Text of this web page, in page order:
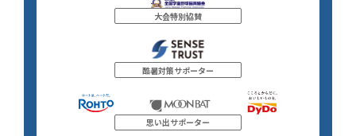
大会特別協賛
酷暑対策サポーター
思い出サポーター